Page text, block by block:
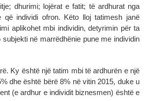
dhurimi; lojërat e fatit; të ardhurat nga
që individi ofron. Këto lloj tatimesh janë
aplikohet mbi individin, detyrimin për ta
në marrëdhënie pune me individin
Ky është një tatim mbi të ardhurën e një
dhe është bërë 8% në vitin 2015, duke u
(e ardhur e individit biznesmen) është e